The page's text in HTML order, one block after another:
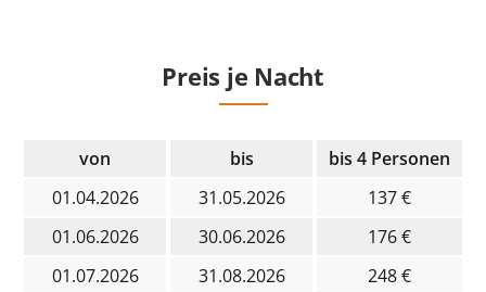
Preis je Nacht
von bis
bis 4 Personen
01.04.2026
31.05.2026
137 €
01.06.2026
30.06.2026
176 €
01.07.2026
31.08.2026
248 €